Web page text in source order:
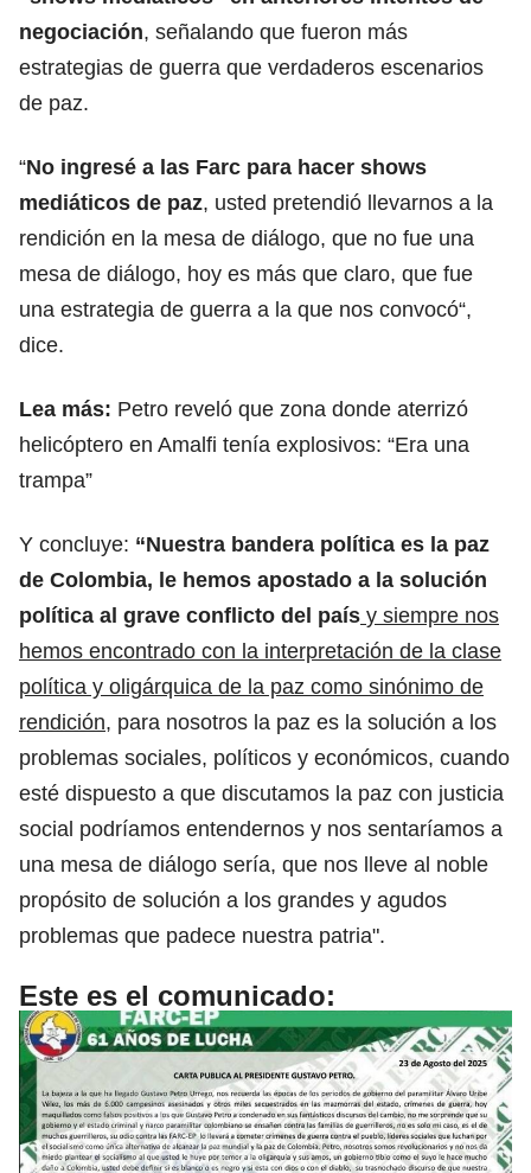
negociación, señalando que fueron más
estrategias de guerra que verdaderos escenarios
de paz.
“No ingresé a las Farc para hacer shows
mediáticos de paz, usted pretendió llevarnos a la
rendición en la mesa de diálogo, que no fue una
mesa de diálogo, hoy es más que claro, que fue
una estrategia de guerra a la que nos convocó“,
dice.
Lea más: Petro reveló que zona donde aterrizó
helicóptero en Amalfi tenía explosivos: “Era una
trampa”
Y concluye: “Nuestra bandera política es la paz
de Colombia, le hemos apostado a la solución
política al grave conflicto del país y siempre nos
hemos encontrado con la interpretación de la clase
política y oligárquica de la paz como sinónimo de
rendición, para nosotros la paz es la solución a los
problemas sociales, políticos y económicos, cuando
esté dispuesto a que discutamos la paz con justicia
social podríamos entendernos y nos sentaríamos a
una mesa de diálogo sería, que nos lleve al noble
propósito de solución a los grandes y agudos
problemas que padece nuestra patria".
Este es el comunicado: